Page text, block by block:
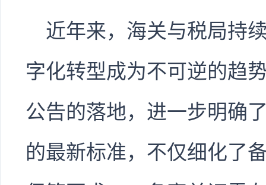
近年来，海关与税局持
字化转型成为不可逆的趋
公告的落地，进一步明确
的最新标准，不仅细化了